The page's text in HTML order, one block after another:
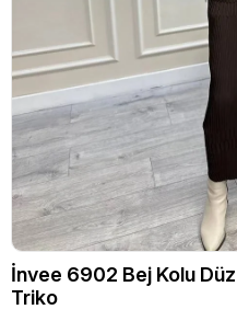
İnvee 6902 Bej Kolu Düz
Triko